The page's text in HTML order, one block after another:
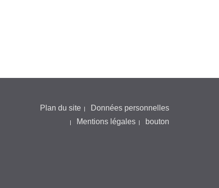
Plan du site
Données personnelles
Mentions légales
bouton